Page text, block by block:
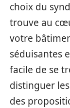
choix du
trouve au
votre
séduisantes
facile de se
distinguer
des